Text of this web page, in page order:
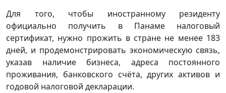
Для того, чтобы иностранному резиденту
официально получить в Панаме налоговый
сертификат, нужно прожить в стране не менее 183
дней, и продемонстрировать экономическую связь,
указав наличие бизнеса, адреса постоянного
проживания, банковского счёта, других активов и
годовой налоговой декларации.